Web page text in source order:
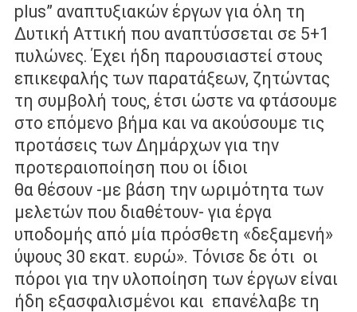
plus” αναπτυξιακών έργων για όλη τη
Δυτική Αττική που αναπτύσσεται σε 5+1
πυλώνες. Έχει ήδη παρουσιαστεί στους
επικεφαλής των παρατάξεων, ζητώντας
τη συμβολή τους, έτσι ώστε να φτάσουμε
στο επόμενο βήμα και να ακούσουμε τις
προτάσεις των Δημάρχων για την
προτεραιοποίηση που οι ίδιοι
θα θέσουν -με βάση την ωριμότητα των
μελετών που διαθέτουν- για έργα
υποδομής από μία πρόσθετη «δεξαμενή»
ύψους 30 εκατ. ευρώ». Τόνισε δε ότι οι
πόροι για την υλοποίηση των έργων είναι
ήδη εξασφαλισμένοι και επανέλαβε τη